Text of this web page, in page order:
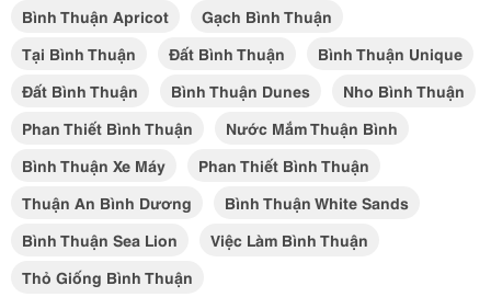
Bình Thuận Apricot
Gạch Bình Thuận
Tại Bình Thuận
Đất Bình Thuận
Bình Thuận Unique
Đất Bình Thuận
Bình Thuận Dunes
Nho Bình Thuận
Phan Thiết Bình Thuận
Nước Mắm Thuận Bình
Bình Thuận Xe Máy
Phan Thiết Bình Thuận
Thuận An Bình Dương
Bình Thuận White Sands
Bình Thuận Sea Lion
Việc Làm Bình Thuận
Thỏ Giống Bình Thuận